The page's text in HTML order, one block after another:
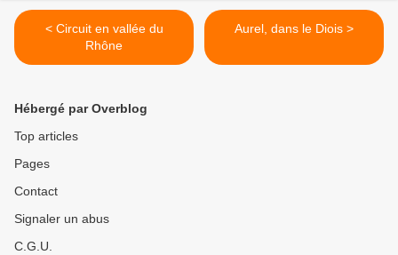
< Circuit en vallée du
Rhône
Aurel, dans le Diois >
Hébergé par Overblog
Top articles
Pages
Contact
Signaler un abus
C.G.U.